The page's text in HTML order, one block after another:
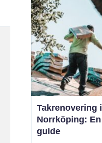
Takrenovering i
Norrköping: En
guide